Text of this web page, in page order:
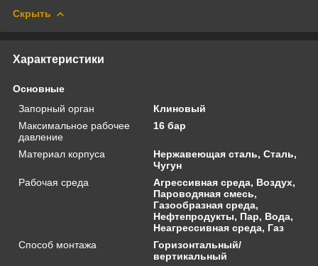
Скрыть
Характеристики
Основные
Запорный орган
Клиновый
Максимальное рабочее
давление
16 бар
Материал корпуса
Нержавеющая сталь, Сталь,
Чугун
Рабочая среда
Агрессивная среда, Воздух,
Пароводяная смесь,
Газообразная среда,
Нефтепродукты, Пар, Вода,
Неагрессивная среда, Газ
Способ монтажа
Горизонтальный/
вертикальный